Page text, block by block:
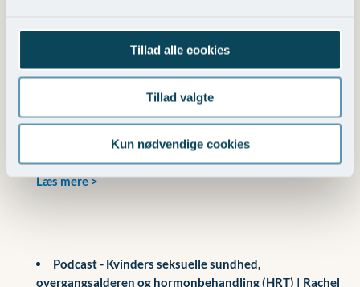
Tillad alle cookies
Tillad valgte
Kun nødvendige cookies
WHI(2023)
En dybdegående gennemgang fremhæver, at resultaterne
fra WHI skal forstås i kontekst med ældre deltagergruppe
En ny vurdering af 21 års WHI-forskning:
resultaterne i kontekst for klinisk praksis – (august 2023)
Læs mere >
Podcast - Kvinders seksuelle sundhed,
overgangsalderen og hormonbehandling (HRT) | Rachel